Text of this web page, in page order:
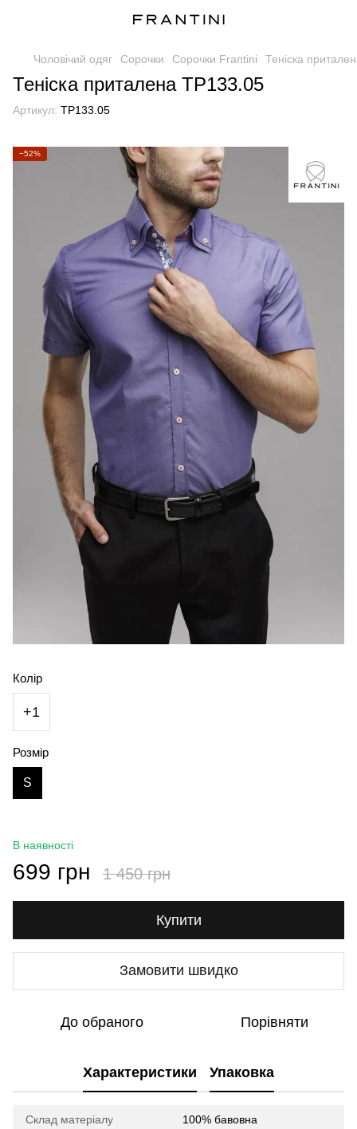
Чоловічий одяг Сорочки Сорочки Frantini Теніска
Теніска приталена TP133.05
Артикул: TP133.05
−52%
Колір
+1
Розмір
S
В наявності
699 грн 1 450 грн
Купити
Замовити швидко
До обраного Порівняти
Характеристики Упаковка
Склад матеріалу 100% бавовна